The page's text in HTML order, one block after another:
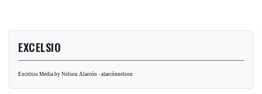
EXCELSIO
Excelsio Media by Nelson Alarcón - alarcónnelson